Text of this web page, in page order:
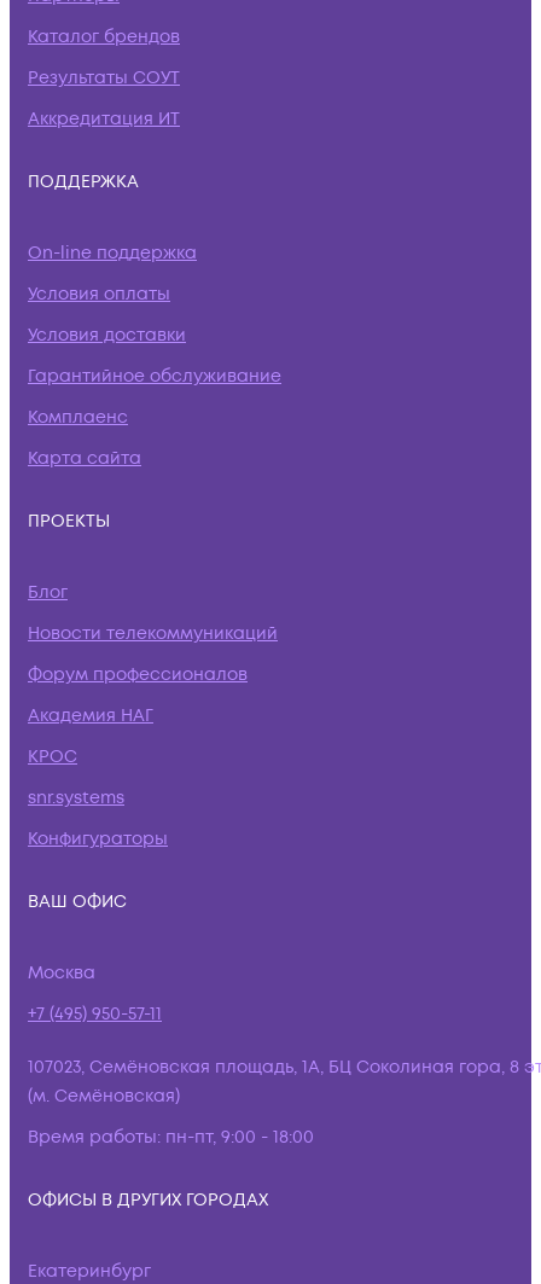
Каталог брендов
Результаты СОУТ
Аккредитация ИТ
ПОДДЕРЖКА
On-line поддержка
Условия оплаты
Условия доставки
Гарантийное обслуживание
Комплаенс
Карта сайта
ПРОЕКТЫ
Блог
Новости телекоммуникаций
Форум профессионалов
Академия НАГ
КРОС
snr.systems
Конфигураторы
ВАШ ОФИС
Москва
+7 (495) 950-57-11
107023, Семёновская площадь, 1А, БЦ Соколиная гора, 8
(м. Семёновская)
Время работы: пн-пт, 9:00 - 18:00
ОФИСЫ В ДРУГИХ ГОРОДАХ
Екатеринбург